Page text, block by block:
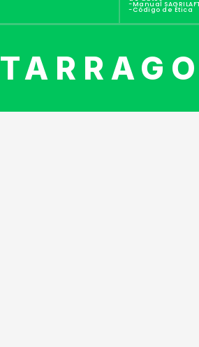
-Manual
-Código de Ética